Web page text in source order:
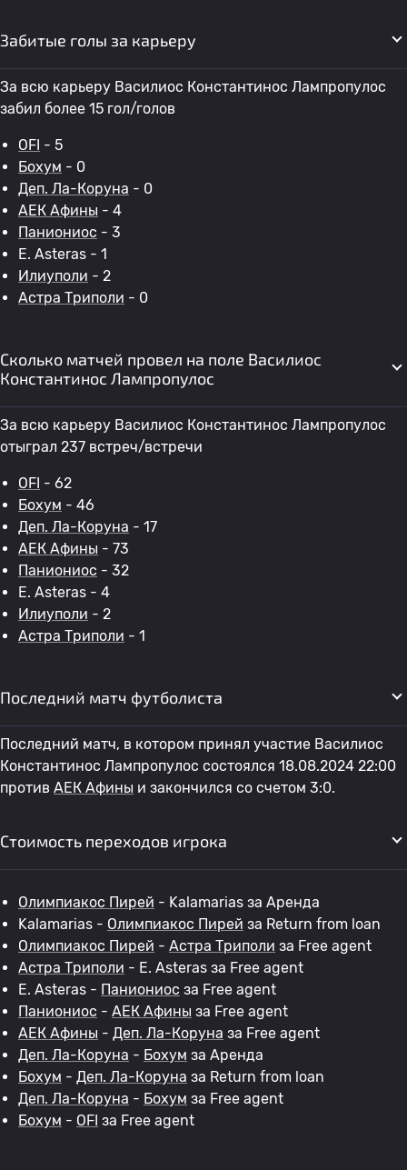
Забитые голы за карьеру
За всю карьеру Василиос Константинос Лампропулос
забил более 15 гол/голов
OFI - 5
Бохум - 0
Деп. Ла-Коруна - 0
АЕК Афины - 4
Паниониос - 3
E. Asteras - 1
Илиуполи - 2
Астра Триполи - 0
Сколько матчей провел на поле Василиос
Константинос Лампропулос
За всю карьеру Василиос Константинос Лампропулос
отыграл 237 встреч/встречи
OFI - 62
Бохум - 46
Деп. Ла-Коруна - 17
АЕК Афины - 73
Паниониос - 32
E. Asteras - 4
Илиуполи - 2
Астра Триполи - 1
Последний матч футболиста
Последний матч, в котором принял участие Василиос
Константинос Лампропулос состоялся 18.08.2024 22:00
против АЕК Афины и закончился со счетом 3:0.
Стоимость переходов игрока
Олимпиакос Пирей - Kalamarias за Аренда
Kalamarias - Олимпиакос Пирей за Return from loan
Олимпиакос Пирей - Астра Триполи за Free agent
Астра Триполи - E. Asteras за Free agent
E. Asteras - Паниониос за Free agent
Паниониос - АЕК Афины за Free agent
АЕК Афины - Деп. Ла-Коруна за Free agent
Деп. Ла-Коруна - Бохум за Аренда
Бохум - Деп. Ла-Коруна за Return from loan
Деп. Ла-Коруна - Бохум за Free agent
Бохум - OFI за Free agent